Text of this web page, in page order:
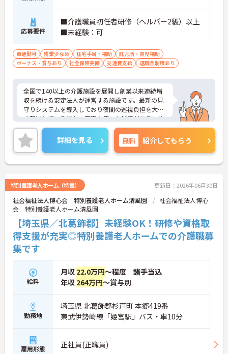
応募要件
■介護職員初任者研修（ヘルパー2級）以上
■未経験：可
車通勤可 残業少なめ 住宅手当・補助
託児所・育児補助
ボーナス・賞与あり
社会保険完備 交通費支給 退職金制度あり
全国で140以上の介護施設を展開し創業以来連続増
収を続ける安定法人が運営する施設です。最新の見
守りシステムを導入しており夜間の巡視負担を大き
く軽減しているほか、丁寧な使い方指導があるため
安心して業務を始められます。月平均残業10時間程
度、住宅手当や子供手当、1食300円の食事補助など
生活を支える福利厚生が大変充実しています。『ハ
タラクエール2023』の認証も取得しており、資格取
得支援や職種別研修制度を通じて着実なキャリアア
分に活かし、ご自身の生活も大切にしながら長期的
に活躍できるおすすめの環境です。
★おすすめPOINT★
【安定した経営基盤とキャリア支援】
・全国140以上の施設を展開し連続増収を続ける安
定法人が運営しています
・資格取得支援や職種別研修制度があり有資格者の
スキルアップを応援しています
・昇格実績もあり頑張りがしっかり評価される風通
しの良い環境です
【最新設備による負担軽減と働きやすさ】
・最新の見守りシステム導入により夜勤時の巡視の
手間を大きく軽減しています
・機器の導入にあたっては誰でも使いこなせるよう
丁寧な指導を実施しています
【生活を支える充実の福利厚生】
・住宅手当や子供手当などご家族の生活もサポート
する手当を完備しています
詳細を見る 無料 紹介してもらう
特別養護老人ホーム（特養） 更新日：2026年06月30日
社会福祉法人博心会 特別養護老人ホーム清風園
社会福祉法人博心
会 特別養護老人ホーム清風園
【埼玉県／北葛飾郡】未経験OK！研修や資格取
得支援が充実◎特別養護老人ホームでの介護職募
集です
給料
月収 22.0万円～程度 諸手当込
年収 264万円～賞与別
勤務地
埼玉県 北葛飾郡杉戸町 本郷419番
東武伊勢崎線「姫宮駅」バス・車10分
雇用形態 正社員(正職員)